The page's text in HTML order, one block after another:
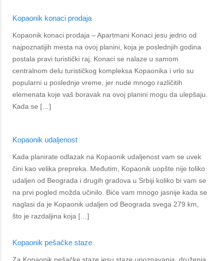
Kopaonik konaci prodaja
Kopaonik konaci prodaja – Apartmani Konaci jesu jedno od
najpoznatijih mesta na ovoj planini, koja je poslednjih godina
postala pravi turistički raj. Konaci se nalaze u samom
centralnom delu turističkog kompleksa Kopaonika i vrlo su
popularni u poslednje vreme, jer nude mnogo različitih
elemenata koje vaš boravak na ovoj planini mogu da ulepšaju.
Kada se […]
Kopaonik udaljenost
Kada planirate odlazak na Kopaonik udaljenost vam se uvek
čini kao velika prepreka. Međutim, Kopaonik uopšte nije toliko
udaljen od Beograda i drugih gradova u Srbiji koliko bi vam se
na prvi pogled možda učinilo. Biće vam mnogo jasnije kada se
naglasi da je Kopaonik udaljen od Beograda svega 279 km,
što je razdaljina koja […]
Kopaonik pešačke staze